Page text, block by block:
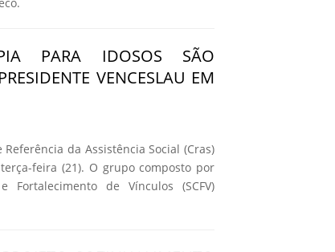
PARA IDOSOS SÃO
VENCESLAU EM
da Assistência Social (Cras)
feira (21). O grupo composto por
de Vínculos (SCFV)